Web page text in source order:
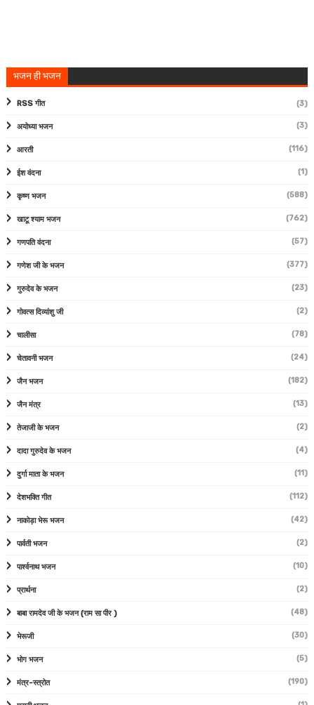
भजन ही भजन
RSS गीत (3)
अयोध्या भजन (3)
आरती (116)
ईश वंदना (1)
कृष्ण भजन (588)
खाटू श्याम भजन (762)
गणपति वंदना (57)
गणेश जी के भजन (377)
गुरुदेव के भजन (23)
गोवत्स दिव्यांशु जी (2)
चालीसा (78)
चेतावनी भजन (24)
जैन भजन (182)
जैन मंत्र (13)
तेजाजी के भजन (2)
दादा गुरुदेव के भजन (4)
दुर्गा माता के भजन (11)
देशभक्ति गीत (112)
नाकोड़ा भेरू भजन (42)
पार्वती भजन (2)
पार्श्वनाथ भजन (10)
प्रार्थना (2)
बाबा रामदेव जी के भजन (राम सा पीर ) (48)
भेरूजी (30)
भोग भजन (5)
मंत्र-स्त्रोत (190)